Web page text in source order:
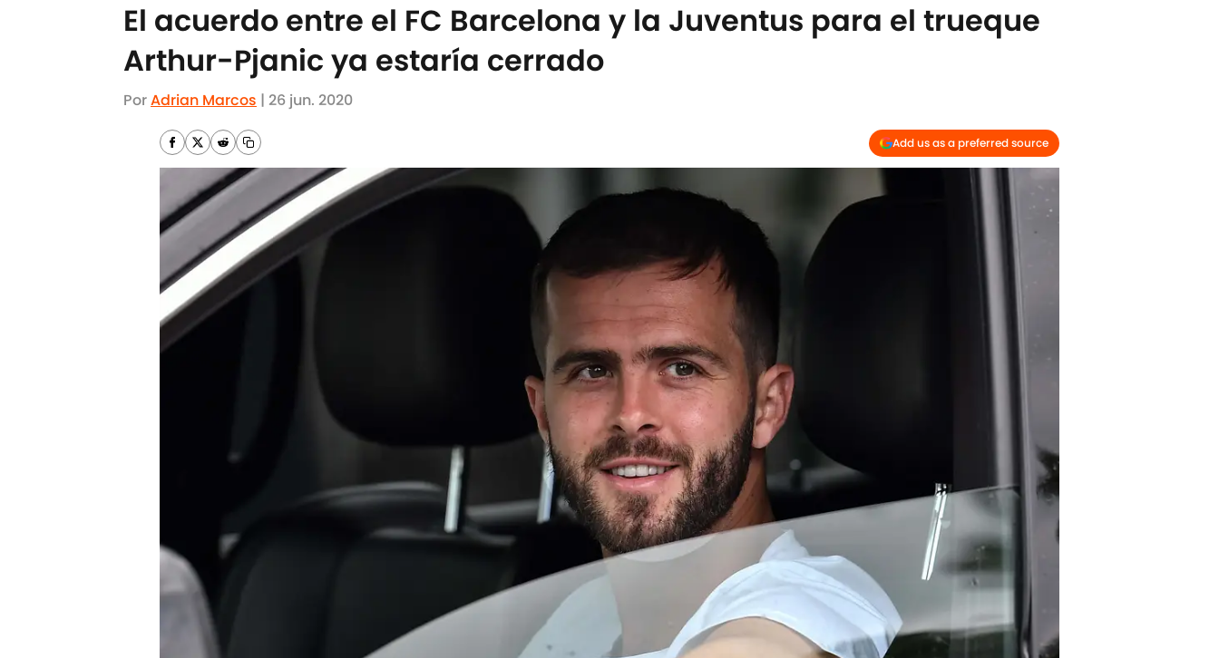
El acuerdo entre el FC Barcelona y la Juventus para el trueque
Arthur-Pjanic ya estaría cerrado
PorAdrian Marcos | 26 jun. 2020
Add us as a preferred source